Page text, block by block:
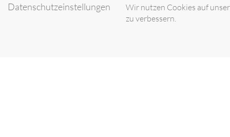
31345068010-F01
Datenschutzeinstellungen
Wir nutzen Cookies auf
zu verbessern.